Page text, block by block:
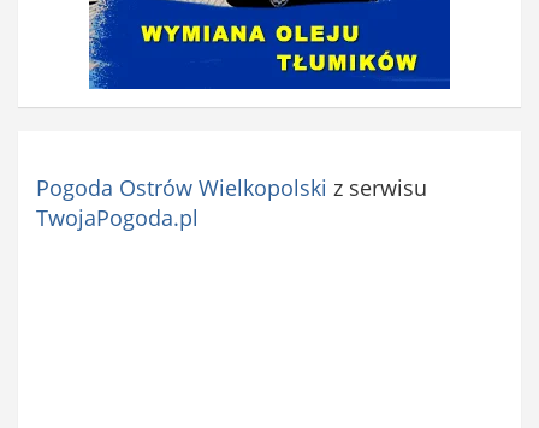
Pogoda Ostrów Wielkopolski z serwisu
TwojaPogoda.pl